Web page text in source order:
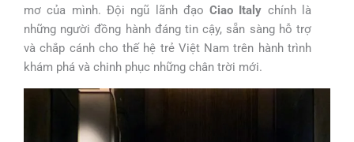
mơ của mình. Đội ngũ lãnh đạoCiao Italy chính là
những người đồng hành đáng tin cậy, sẵn sàng hỗ trợ
và chắp cánh cho thế hệ trẻ Việt Nam trên hành trình
khám phá và chinh phục những chân trời mới.